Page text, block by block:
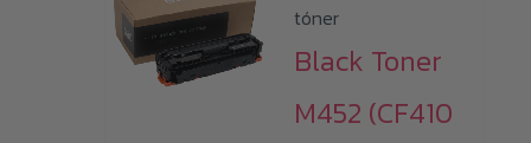
variantes.
Las
tóner
Black Toner
M452 (CF410